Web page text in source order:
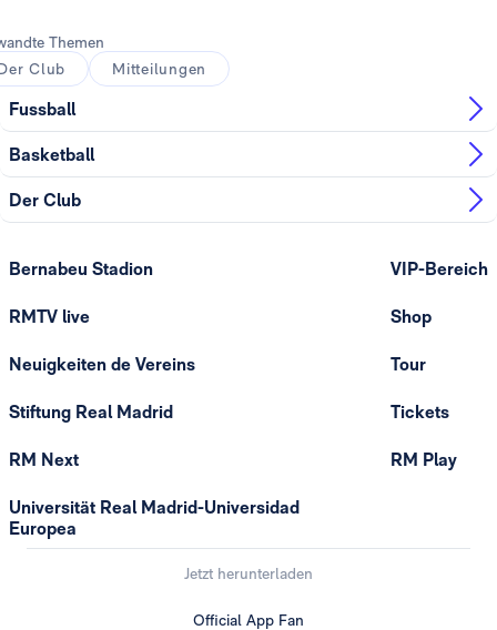
Themen
Club
Mitteilungen
Fussball
Basketball
Der Club
Bernabeu Stadion
RMTV live
Neuigkeiten de Vereins
Stiftung Real Madrid
RM Next
Universität Real Madrid-Universidad
Europea
VIP-Bereich
Shop
Tour
Tickets
RM Play
Jetzt herunterladen
Official App Fan